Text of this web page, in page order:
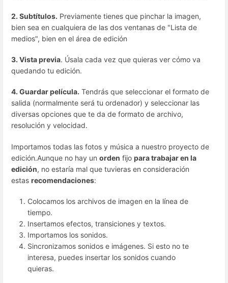
2. Subtítulos. Previamente tienes que pinchar la imagen,
bien sea en cualquiera de las dos ventanas de "Lista de
medios", bien en el área de edición
3. Vista previa. Úsala cada vez que quieras ver cómo va
quedando tu edición.
4. Guardar película. Tendrás que seleccionar el formato de
salida (normalmente será tu ordenador) y seleccionar las
diversas opciones que te da de formato de archivo,
resolución y velocidad.
Importamos todas las fotos y música a nuestro proyecto de
edición.Aunque no hay un orden fijo para trabajar en la
edición, no estaría mal que tuvieras en consideración
estas recomendaciones:
Colocamos los archivos de imagen en la línea de
tiempo.
Insertamos efectos, transiciones y textos.
Importamos los sonidos.
Sincronizamos sonidos e imágenes. Si esto no te
interesa, puedes insertar los sonidos cuando
quieras.